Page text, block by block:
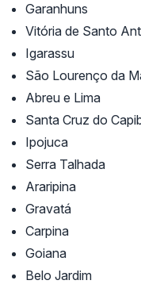
Garanhuns
Vitória de Santo
Igarassu
São Lourenço da
Abreu e Lima
Santa Cruz do
Ipojuca
Serra Talhada
Araripina
Gravatá
Carpina
Goiana
Belo Jardim